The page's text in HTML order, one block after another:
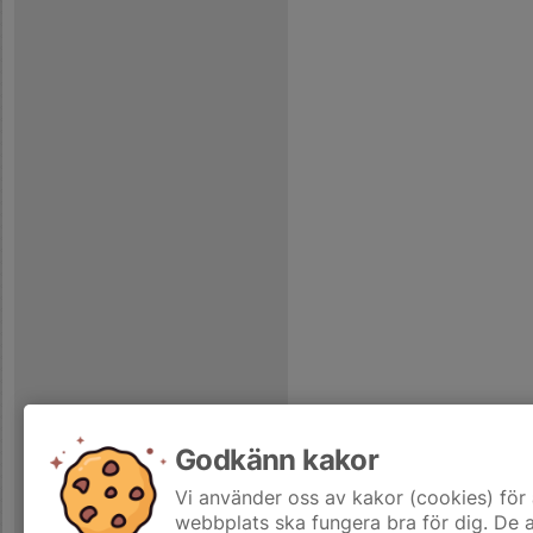
Godkänn kakor
Vi använder oss av kakor (cookies)
webbplats ska fungera bra för dig. De